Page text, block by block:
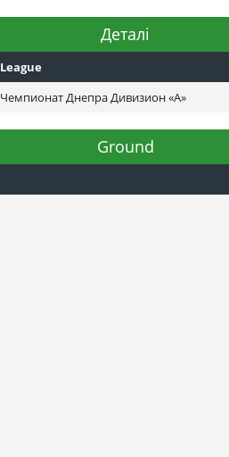
Деталі
League
Чемпионат Днепра Дивизион «А»
Ground